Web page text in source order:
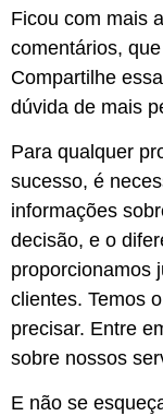
Ficou com mais
comentários,
Compartilhe
dúvida de mais
Para qualquer
sucesso, é
informações
decisão, e o
proporcionamos
clientes. Temos
precisar. Entre
sobre nossos
E não se